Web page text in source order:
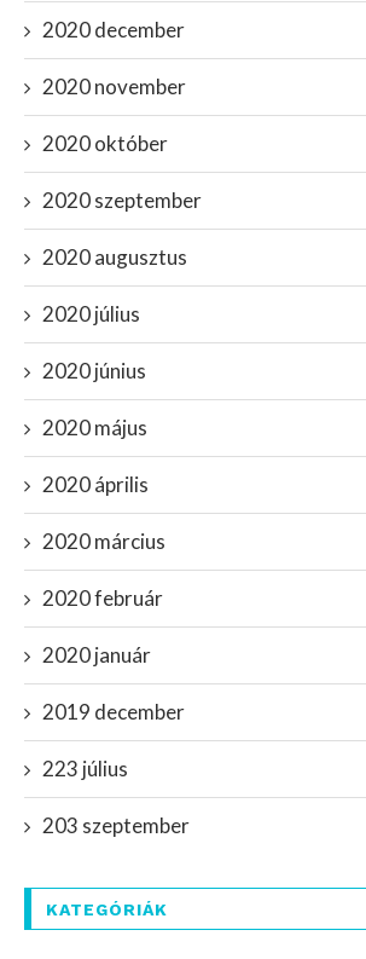
2020 december
2020 november
2020 október
2020 szeptember
2020 augusztus
2020 július
2020 június
2020 május
2020 április
2020 március
2020 február
2020 január
2019 december
223 július
203 szeptember
KATEGÓRIÁK